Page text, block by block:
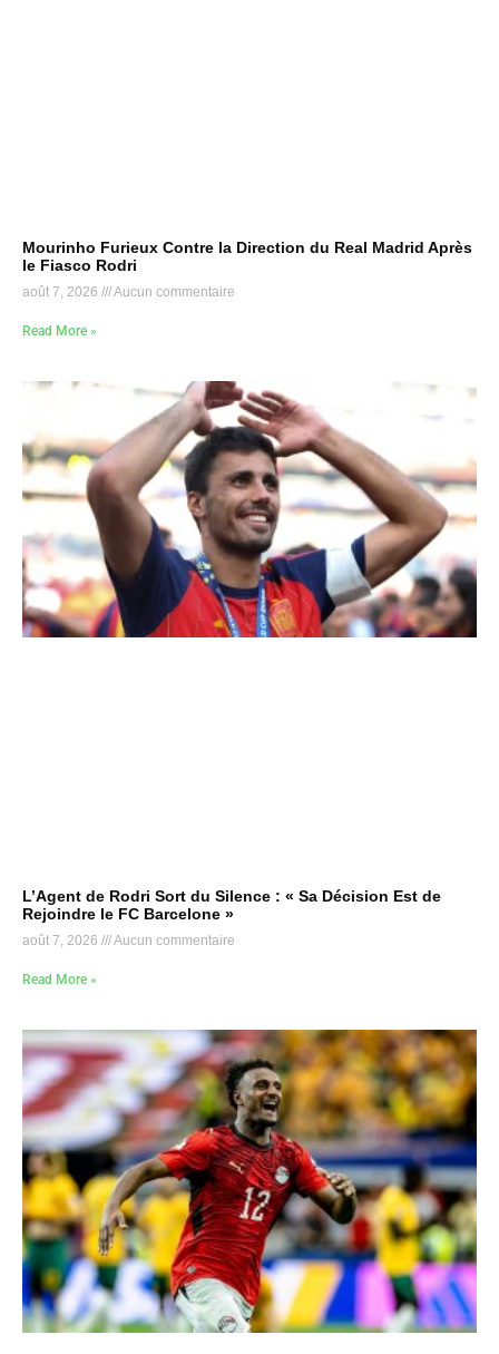
Mourinho Furieux Contre la Direction du Real Madrid Après
le Fiasco Rodri
août 7, 2026 Aucun commentaire
Read More »
L’Agent de Rodri Sort du Silence : « Sa Décision Est de
Rejoindre le FC Barcelone »
août 7, 2026 Aucun commentaire
Read More »